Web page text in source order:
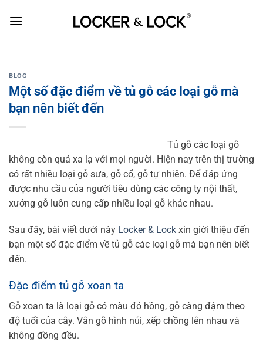
BLOG
Một số đặc điểm về tủ gỗ các loại gỗ mà
bạn nên biết đến
Tủ gỗ các loại gỗ
không còn quá xa lạ với mọi người. Hiện nay trên thị trường
có rất nhiều loại gỗ sưa, gỗ cổ, gỗ tự nhiên. Để đáp ứng
được nhu cầu của người tiêu dùng các công ty nội thất,
xưởng gỗ luôn cung cấp nhiều loại gỗ khác nhau.
Sau đây, bài viết dưới này Locker & Lock xin giới thiệu đến
bạn một số đặc điểm về tủ gỗ các loại gỗ mà bạn nên biết
đến.
Đặc điểm tủ gỗ xoan ta
Gỗ xoan ta là loại gỗ có màu đỏ hồng, gỗ càng đậm theo
độ tuổi của cây. Vân gỗ hình núi, xếp chồng lên nhau và
không đồng đều.